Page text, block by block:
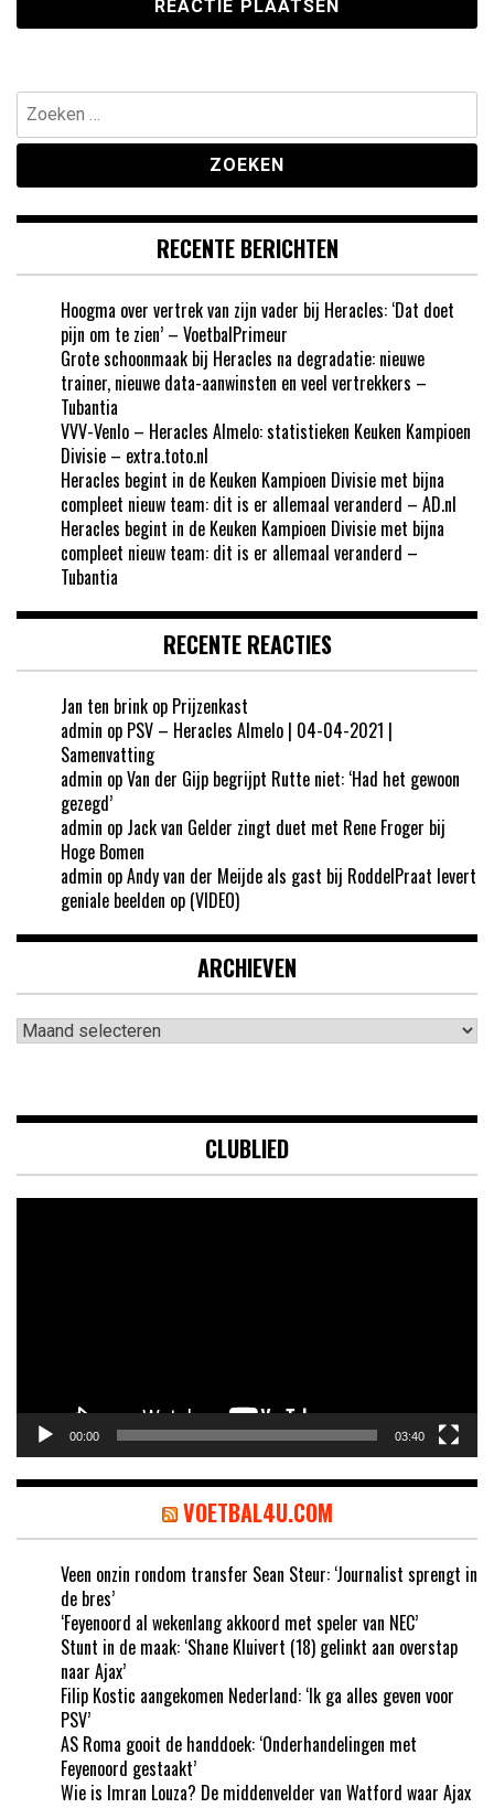
Zoeken
naar:
RECENTE BERICHTEN
Hoogma over vertrek van zijn vader bij Heracles: ‘Dat doet
pijn om te zien’ – VoetbalPrimeur
Grote schoonmaak bij Heracles na degradatie: nieuwe
trainer, nieuwe data-aanwinsten en veel vertrekkers –
Tubantia
VVV-Venlo – Heracles Almelo: statistieken Keuken Kampioen
Divisie – extra.toto.nl
Heracles begint in de Keuken Kampioen Divisie met bijna
compleet nieuw team: dit is er allemaal veranderd – AD.nl
Heracles begint in de Keuken Kampioen Divisie met bijna
compleet nieuw team: dit is er allemaal veranderd –
Tubantia
RECENTE REACTIES
Jan ten brink op Prijzenkast
admin op PSV – Heracles Almelo | 04-04-2021 |
Samenvatting
admin opVan der Gijp begrijpt Rutte niet: ‘Had het gewoon
gezegd’
admin op Jack van Gelder zingt duet met Rene Froger bij
Hoge Bomen
admin opAndy van der Meijde als gast bij RoddelPraat levert
geniale beelden op (VIDEO)
ARCHIEVEN
Archieven
CLUBLIED
00:00 03:40
VOETBAL4U.COM
Veen onzin rondom transfer Sean Steur: ‘Journalist sprengt in
de bres’
‘Feyenoord al wekenlang akkoord met speler van NEC’
Stunt in de maak: ‘Shane Kluivert (18) gelinkt aan overstap
naar Ajax’
Filip Kostic aangekomen Nederland: ‘Ik ga alles geven voor
PSV’
AS Roma gooit de handdoek: ‘Onderhandelingen met
Feyenoord gestaakt’
Wie is Imran Louza? De middenvelder van Watford waar Ajax